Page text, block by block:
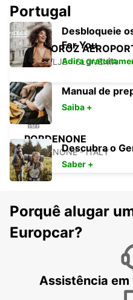
PORTOROZ
SECOVLJE - SLOVENIA
PORDENONE
PORDENONE - ITALY
AVIANO - BASE
AVIANO - ITALY
Portugal
Desbloqueie
For You
Adira
Manual de
Saiba +
Descubra o
Saber +
Porquê alugar
Europcar?
Assistência